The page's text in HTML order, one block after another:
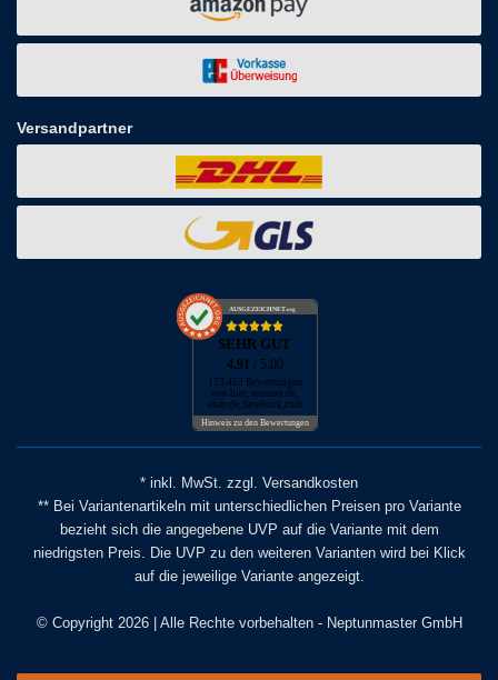
Versandpartner
AUSGEZEICHNET.org
SEHR GUT
4.91 / 5.00
173.452 Bewertungen
von hier, amazon.de,
ebay.de, facebook.com
Hinweis zu den Bewertungen
* inkl. MwSt. zzgl. Versandkosten
** Bei Variantenartikeln mit unterschiedlichen Preisen pro Variante
bezieht sich die angegebene UVP auf die Variante mit dem
niedrigsten Preis. Die UVP zu den weiteren Varianten wird bei Klick
auf die jeweilige Variante angezeigt.
© Copyright 2026 | Alle Rechte vorbehalten - Neptunmaster GmbH